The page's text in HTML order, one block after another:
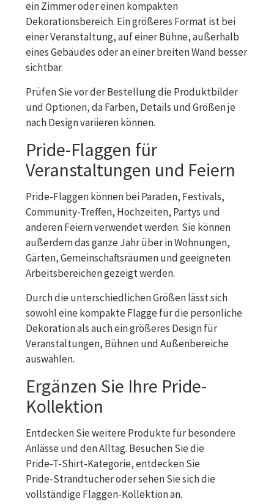
ein Zimmer oder einen kompakten
Dekorationsbereich. Ein größeres Format ist bei
einer Veranstaltung, auf einer Bühne, außerhalb
eines Gebäudes oder an einer breiten Wand besser
sichtbar.
Prüfen Sie vor der Bestellung die Produktbilder
und Optionen, da Farben, Details und Größen je
nach Design variieren können.
Pride-Flaggen für
Veranstaltungen und Feiern
Pride-Flaggen können bei Paraden, Festivals,
Community-Treffen, Hochzeiten, Partys und
anderen Feiern verwendet werden. Sie können
außerdem das ganze Jahr über in Wohnungen,
Gärten, Gemeinschaftsräumen und geeigneten
Arbeitsbereichen gezeigt werden.
Durch die unterschiedlichen Größen lässt sich
sowohl eine kompakte Flagge für die persönliche
Dekoration als auch ein größeres Design für
Veranstaltungen, Bühnen und Außenbereiche
auswählen.
Ergänzen Sie Ihre Pride-
Kollektion
Entdecken Sie weitere Produkte für besondere
Anlässe und den Alltag. Besuchen Sie die
Pride-T-Shirt-Kategorie, entdecken Sie
Pride-Strandtücheroder sehen Sie sich die
vollständigeFlaggen-Kollektionan.